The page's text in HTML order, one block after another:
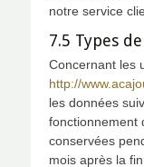
notre service
7.5 Types
Concernant les
http://
les données
fonctionnement
conservées
mois après la